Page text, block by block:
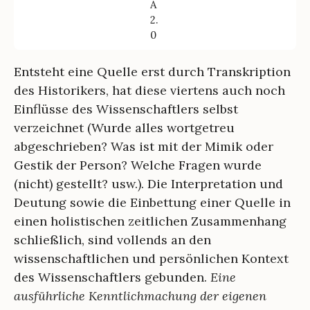
A
2.
0
Entsteht eine Quelle erst durch Transkription
des Historikers, hat diese viertens auch noch
Einflüsse des Wissenschaftlers selbst
verzeichnet (Wurde alles wortgetreu
abgeschrieben? Was ist mit der Mimik oder
Gestik der Person? Welche Fragen wurde
(nicht) gestellt? usw.). Die Interpretation und
Deutung sowie die Einbettung einer Quelle in
einen holistischen zeitlichen Zusammenhang
schließlich, sind vollends an den
wissenschaftlichen und persönlichen Kontext
des Wissenschaftlers gebunden. Eine
ausführliche Kenntlichmachung der eigenen